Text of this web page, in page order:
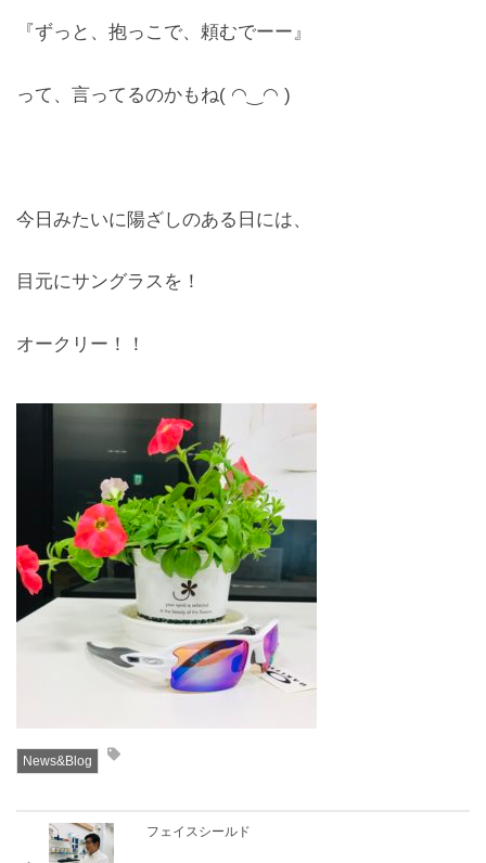
Hearing Aid
CONTACT
『ずっと、抱っこで、頼むでーー』
って、言ってるのかもね( ◠‿◠ )
今日みたいに陽ざしのある日には、
目元にサングラスを！
オークリー！！
News&Blog
フェイスシールド